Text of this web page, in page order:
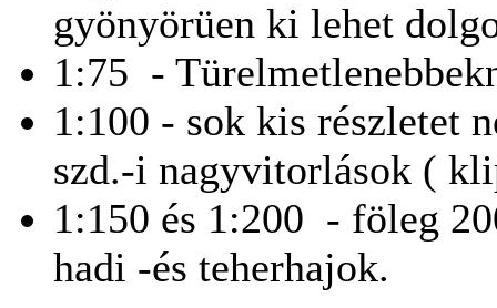
gyönyörüen ki lehet
1:75 -
1:100 - sok kis részletet
szd.-i nagyvitorlások (
1:150 és 1:200 - föleg
hadi -és teherhajok.